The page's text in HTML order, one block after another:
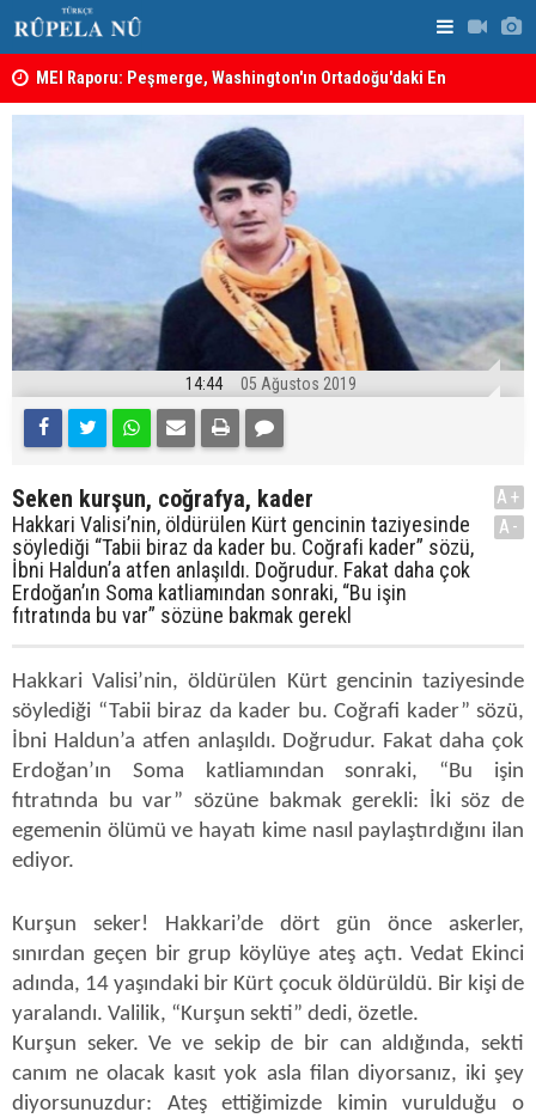
MEI Raporu: Peşmerge, Washington'ın Ortadoğu'daki En
Önemli Güvenlik Ortaklarından Biri
14:44 05 Ağustos 2019
Seken kurşun, coğrafya, kader
Hakkari Valisi’nin, öldürülen Kürt gencinin taziyesinde
söylediği “Tabii biraz da kader bu. Coğrafi kader” sözü,
İbni Haldun’a atfen anlaşıldı. Doğrudur. Fakat daha çok
Erdoğan’ın Soma katliamından sonraki, “Bu işin
fıtratında bu var” sözüne bakmak gerekl
A+
A-
Hakkari Valisi’nin, öldürülen Kürt gencinin taziyesinde
söylediği “Tabii biraz da kader bu. Coğrafi kader” sözü,
İbni Haldun’a atfen anlaşıldı. Doğrudur. Fakat daha çok
Erdoğan’ın Soma katliamından sonraki, “Bu işin
fıtratında bu var” sözüne bakmak gerekli: İki söz de
egemenin ölümü ve hayatı kime nasıl paylaştırdığını ilan
ediyor.
Kurşun seker! Hakkari’de dört gün önce askerler,
sınırdan geçen bir grup köylüye ateş açtı. Vedat Ekinci
adında, 14 yaşındaki bir Kürt çocuk öldürüldü. Bir kişi de
yaralandı. Valilik, “Kurşun sekti” dedi, özetle.
Kurşun seker. Ve ve sekip de bir can aldığında, sekti
canım ne olacak kasıt yok asla filan diyorsanız, iki şey
diyorsunuzdur: Ateş ettiğimizde kimin vurulduğu o